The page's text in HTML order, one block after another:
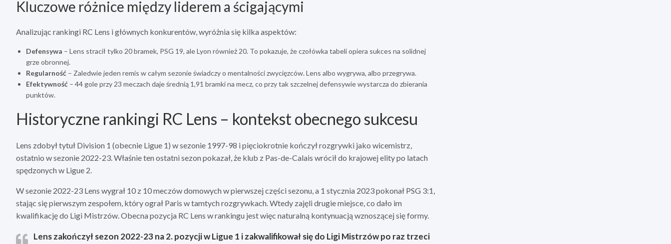
Kluczowe różnice między liderem a ścigającymi
Analizując rankingi RC Lens i głównych konkurentów, wyróżnia się kilka aspektów:
Defensywa – Lens stracił tylko 20 bramek, PSG 19, ale Lyon również 20. To pokazuje, że czołówka tabeli opiera sukces na solidnej
grze obronnej.
Regularność – Zaledwie jeden remis w całym sezonie świadczy o mentalności zwycięzców. Lens albo wygrywa, albo przegrywa.
Efektywność – 44 gole przy 23 meczach daje średnią 1,91 bramki na mecz, co przy tak szczelnej defensywie wystarcza do zbierania
punktów.
Historyczne rankingi RC Lens – kontekst obecnego sukcesu
Lens zdobył tytuł Division 1 (obecnie Ligue 1) w sezonie 1997-98 i pięciokrotnie kończył rozgrywki jako wicemistrz,
ostatnio w sezonie 2022-23. Właśnie ten ostatni sezon pokazał, że klub z Pas-de-Calais wrócił do krajowej elity po latach
spędzonych w Ligue 2.
W sezonie 2022-23 Lens wygrał 10 z 10 meczów domowych w pierwszej części sezonu, a 1 stycznia 2023 pokonał PSG 3:1,
stając się pierwszym zespołem, który ograł Paris w tamtych rozgrywkach. Wtedy zajęli drugie miejsce, co dało im
kwalifikację do Ligi Mistrzów. Obecna pozycja RC Lens w rankingu jest więc naturalną kontynuacją wznoszącej się formy.
Lens zakończył sezon 2022-23 na 2. pozycji w Ligue 1 i zakwalifikował się do Ligi Mistrzów po raz trzeci